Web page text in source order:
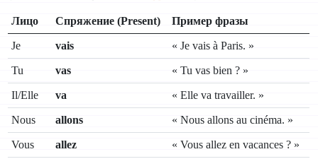
Лицо Спряжение (Present) Пример фразы
Je vais « Je vais à Paris. »
Tu vas « Tu vas bien ? »
Il/Elle va « Elle va travailler. »
Nous allons « Nous allons au cinéma. »
Vous allez « Vous allez en vacances ? »